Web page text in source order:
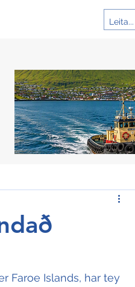
Faroe Islands, har tey